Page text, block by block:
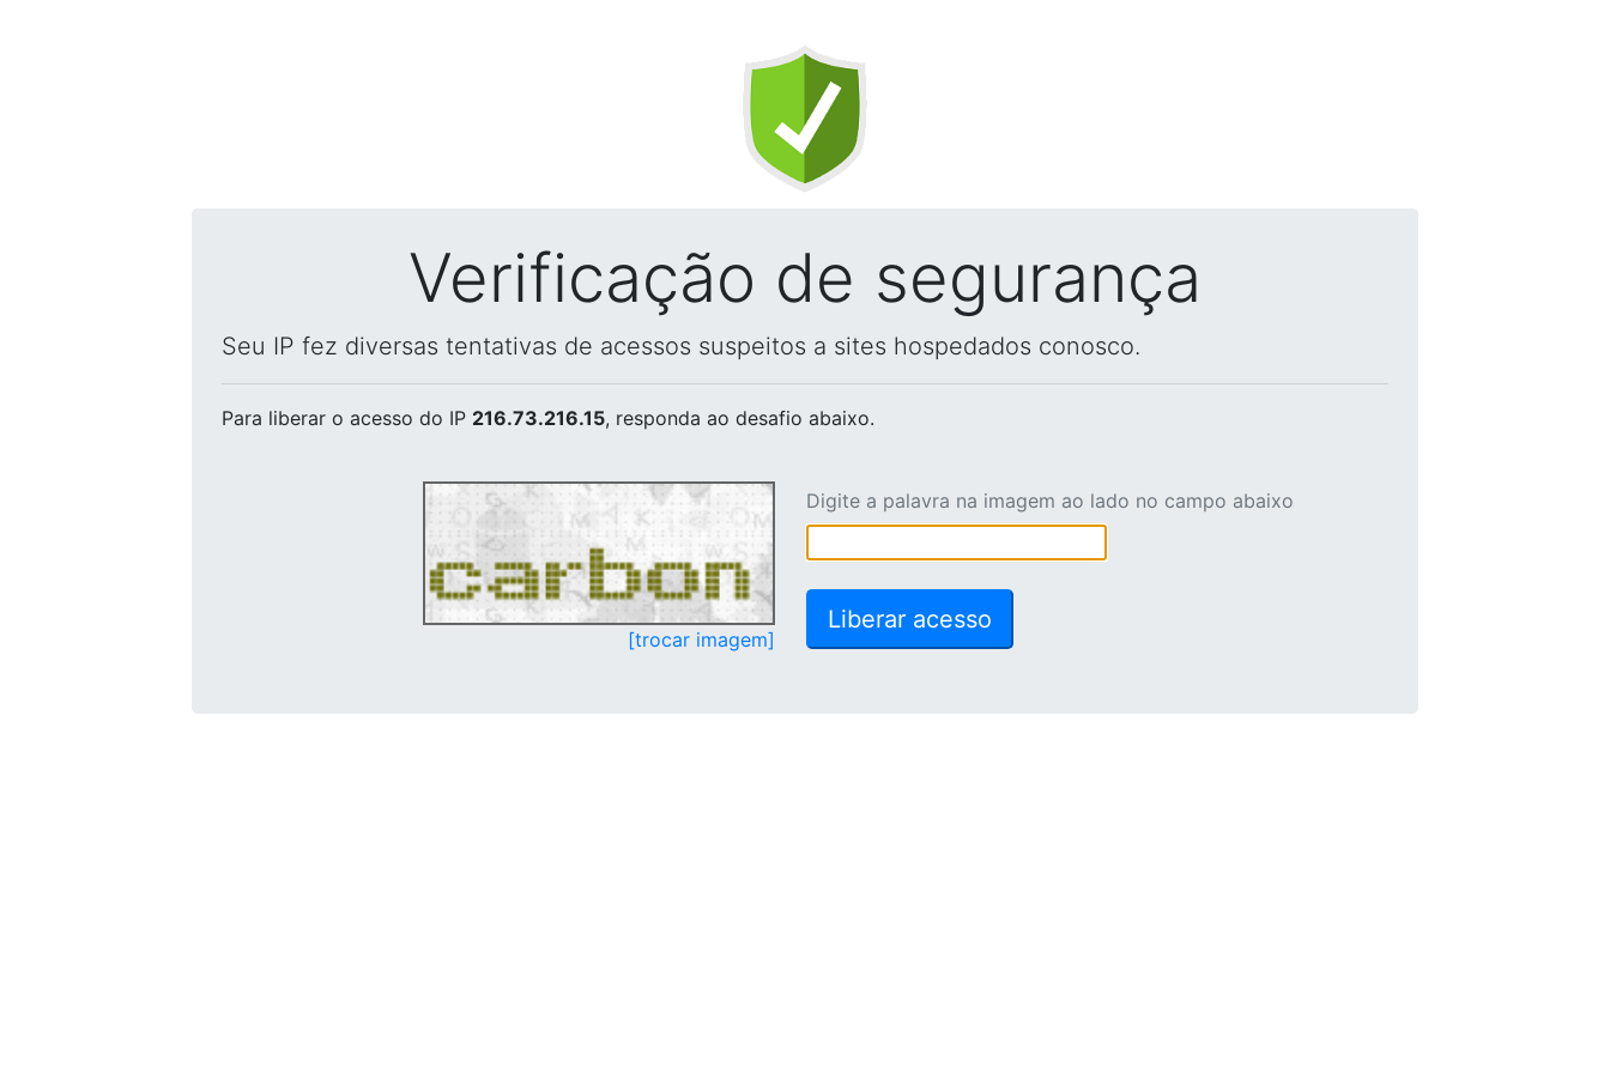
Verificação de segurança
Seu IP fez diversas tentativas de acessos suspeitos a sites hospedados conosco.
Para liberar o acesso do IP 216.73.216.15, responda ao desafio abaixo.
[trocar imagem]
Digite a palavra na imagem ao lado no campo abaixo